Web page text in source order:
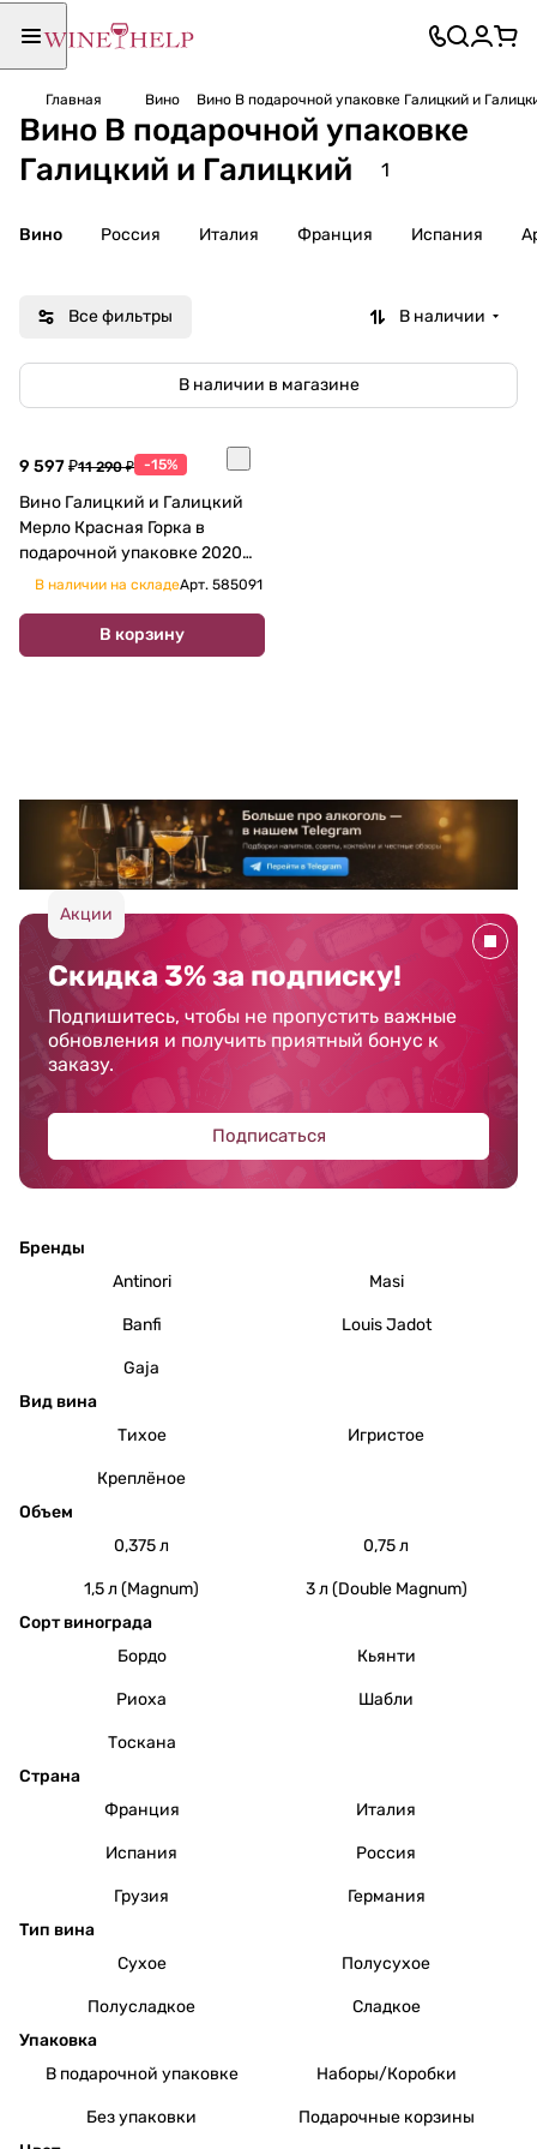
Главная Вино Вино В подарочной упаковке Галицкий и
Вино В подарочной упаковке
Галицкий и Галицкий
1
Вино Россия Италия Франция Испания
Все фильтры В наличии
В наличии в магазине
9 597 ₽11 290 ₽ -15%
Вино Галицкий и Галицкий
Мерло Красная Горка в
подарочной упаковке 2020
1500 мл
В наличии на складеАрт. 585091
В корзину
Акции
Скидка 3% за подписку!
Подпишитесь, чтобы не пропустить важные
обновления и получить приятный бонус к
заказу.
Подписаться
Бренды
Antinori
Masi
Banfi Louis Jadot
Gaja
Вид вина
Тихое
Игристое
Креплёное
Объем
0,375 л
0,75 л
1,5 л (Magnum)
3 л (Double Magnum)
Сорт винограда
Бордо
Кьянти
Риоха Шабли
Тоскана
Страна
Франция
Италия
Испания Россия
Грузия
Германия
Тип вина
Сухое
Полусухое
Полусладкое
Сладкое
Упаковка
В подарочной упаковке
Наборы/Коробки
Без упаковки
Подарочные корзины